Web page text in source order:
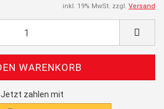
inkl. 19% MwSt. zzgl. Versand
Jetzt zahlen mit